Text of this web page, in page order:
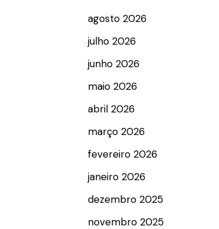
agosto 2026
julho 2026
junho 2026
maio 2026
abril 2026
março 2026
fevereiro 2026
janeiro 2026
dezembro 2025
novembro 2025